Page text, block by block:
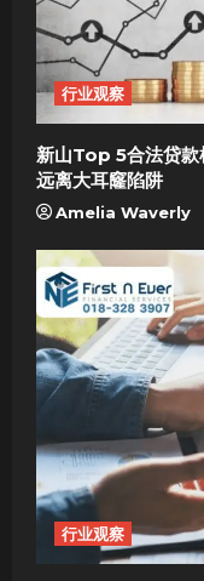
行业观察
新山Top 5合法贷款
远离大耳窿陷阱
Amelia Waverly
行业观察